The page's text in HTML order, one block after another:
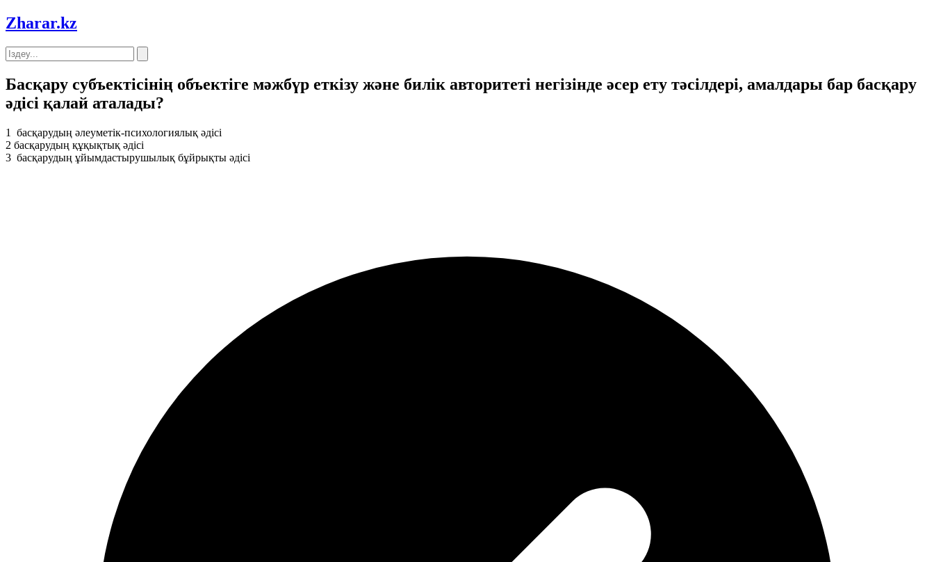
Zharar.kz
Басқару субъектiсiнiң объектiге мәжбүр еткiзу және билiк авторитетi негiзiнде әсер ету тәсiлдерi, амалдары бар басқару
әдiсi қалай аталады?
1
басқарудың әлеуметiк-психологиялық әдiсi
2 басқарудың құқықтық әдiсi
3 басқарудың ұйымдастырушылық бұйрықты әдiсi